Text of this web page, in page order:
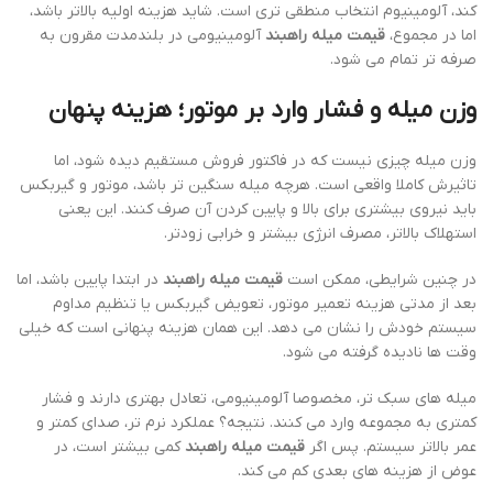
کند، آلومینیوم انتخاب منطقی تری است. شاید هزینه اولیه بالاتر باشد،
اما در مجموع، قیمت میله راهبند آلومینیومی در بلندمدت مقرون به
صرفه تر تمام می شود.
وزن میله و فشار وارد بر موتور؛ هزینه پنهان
وزن میله چیزی نیست که در فاکتور فروش مستقیم دیده شود، اما
تاثیرش کاملا واقعی است. هرچه میله سنگین تر باشد، موتور و گیربکس
باید نیروی بیشتری برای بالا و پایین کردن آن صرف کنند. این یعنی
استهلاک بالاتر، مصرف انرژی بیشتر و خرابی زودتر.
در چنین شرایطی، ممکن است قیمت میله راهبند در ابتدا پایین باشد، اما
بعد از مدتی هزینه تعمیر موتور، تعویض گیربکس یا تنظیم مداوم
سیستم خودش را نشان می دهد. این همان هزینه پنهانی است که خیلی
وقت ها نادیده گرفته می شود.
میله های سبک تر، مخصوصا آلومینیومی، تعادل بهتری دارند و فشار
کمتری به مجموعه وارد می کنند. نتیجه؟ عملکرد نرم تر، صدای کمتر و
عمر بالاتر سیستم. پس اگر قیمت میله راهبند کمی بیشتر است، در
عوض از هزینه های بعدی کم می کند.